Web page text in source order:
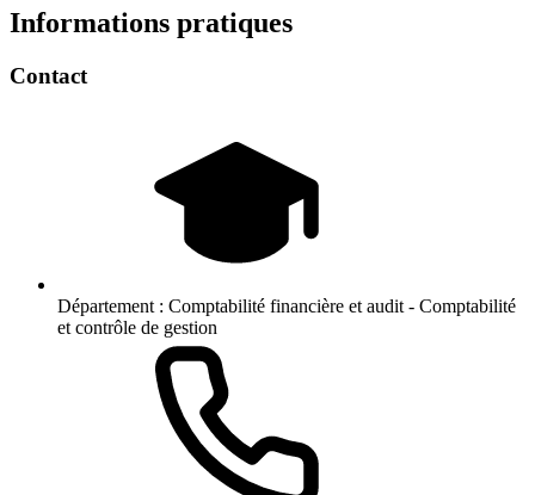
Informations pratiques
Contact
Département : Comptabilité financière et audit - Comptabilité
et contrôle de gestion